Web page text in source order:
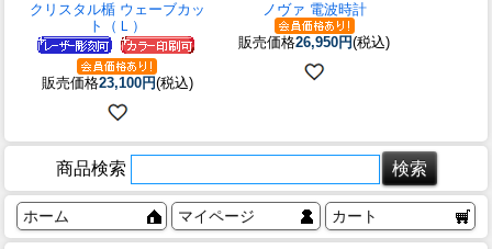
クリスタル楯 ウェーブカッ
ト（Ｌ）
販売価格23,100円(税込)
ノヴァ 電波時計
販売価格26,950円(税込)
商品検索
ホーム マイページ カート